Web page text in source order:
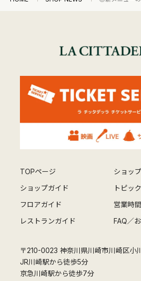
TOPページ
ショッ
ショップガイド
トピッ
フロアガイド
営業時間
レストランガイド
FAQ／
〒210-0023 神奈川県川崎市川崎区小
JR川崎駅から徒歩5分
京急川崎駅から徒歩7分